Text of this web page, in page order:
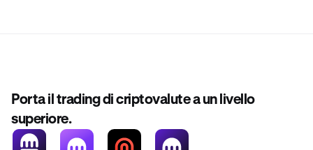
Porta il trading di criptovalute a un livello
superiore.